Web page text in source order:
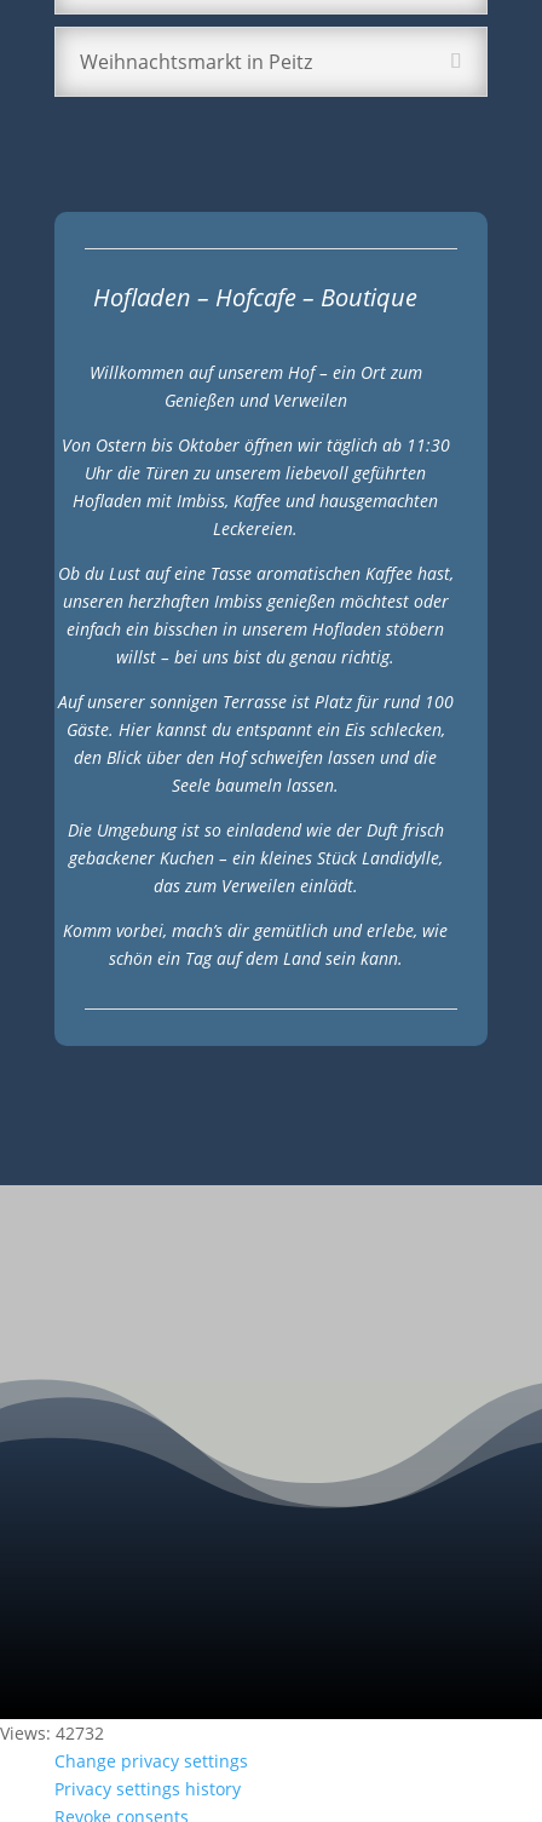
Weihnachtsmarkt in Peitz
Hofladen – Hofcafe – Boutique
Willkommen auf unserem Hof – ein Ort zum
Genießen und Verweilen
Von Ostern bis Oktober öffnen wir täglich ab 11:30
Uhr die Türen zu unserem liebevoll geführten
Hofladen mit Imbiss, Kaffee und hausgemachten
Leckereien.
Ob du Lust auf eine Tasse aromatischen Kaffee hast,
unseren herzhaften Imbiss genießen möchtest oder
einfach ein bisschen in unserem Hofladen stöbern
willst – bei uns bist du genau richtig.
Auf unserer sonnigen Terrasse ist Platz für rund 100
Gäste. Hier kannst du entspannt ein Eis schlecken,
den Blick über den Hof schweifen lassen und die
Seele baumeln lassen.
Die Umgebung ist so einladend wie der Duft frisch
gebackener Kuchen – ein kleines Stück Landidylle,
das zum Verweilen einlädt.
Komm vorbei, mach’s dir gemütlich und erlebe, wie
schön ein Tag auf dem Land sein kann.
Views: 42732
Change privacy settings
Privacy settings history
Revoke consents